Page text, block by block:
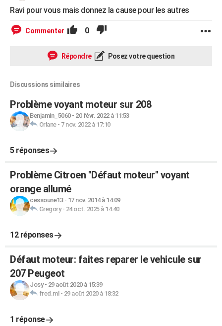
Ravi pour vous mais donnez la cause pour les autres
Commenter 0
Répondre Posez votre question
Discussions similaires
Problème voyant moteur sur 208
Benjamin_5060- 20 févr. 2022 à 11:53
Orlane- 7 nov. 2022 à 17:10
5 réponses
Problème Citroen "Défaut moteur" voyant
orange allumé
cessoune13- 17 nov. 2014 à 14:09
Gregory- 24 oct. 2025 à 14:40
12 réponses
Défaut moteur: faites reparer le vehicule sur
207 Peugeot
Josy- 29 août 2020 à 15:39
fred.ml - 29 août 2020 à 18:32
1 réponse